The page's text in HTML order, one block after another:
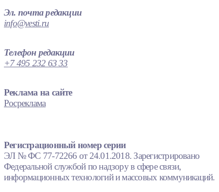
Эл. почта редакции
info@vesti.ru
Телефон редакции
+7 495 232 63 33
Реклама на сайте
Росреклама
Регистрационный номер серии
ЭЛ № ФС 77-72266 от 24.01.2018. Зарегистрировано
Федеральной службой по надзору в сфере связи,
информационных технологий и массовых коммуникаций.